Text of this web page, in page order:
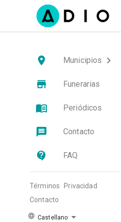
Municipios
Funerarias
Periódicos
Contacto
FAQ
Términos
Privacidad
Contacto
Castellano